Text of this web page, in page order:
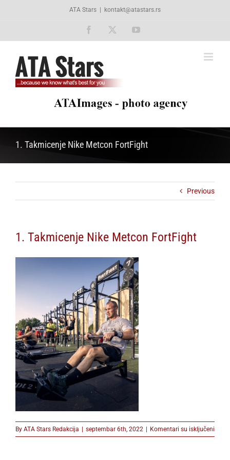
ATA Stars kontakt@atastars.rs
Facebook YouTube
1. Takmicenje Nike Metcon FortFight
Previous
1. Takmicenje Nike Metcon FortFight
By ATA Stars Redakcija | septembar 6th, 2022 | Komentari su isključeni
1.